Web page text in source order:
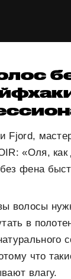
«Оля,
фена
волосы
в
что
влагу.